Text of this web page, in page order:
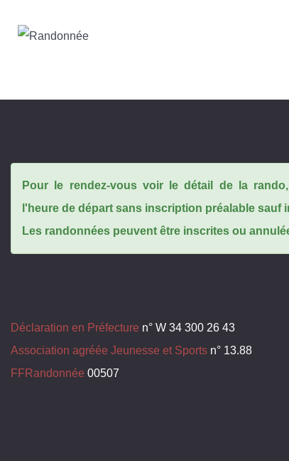
Pour le rendez-vous voir le détail de la
l'heure de départ sans inscription préalable sauf
Les randonnées peuvent être inscrites ou
Déclaration en Préfecture n° W 34 300 26 43
Association agréée Jeunesse et Sports n° 13.88
FFRandonnée 00507